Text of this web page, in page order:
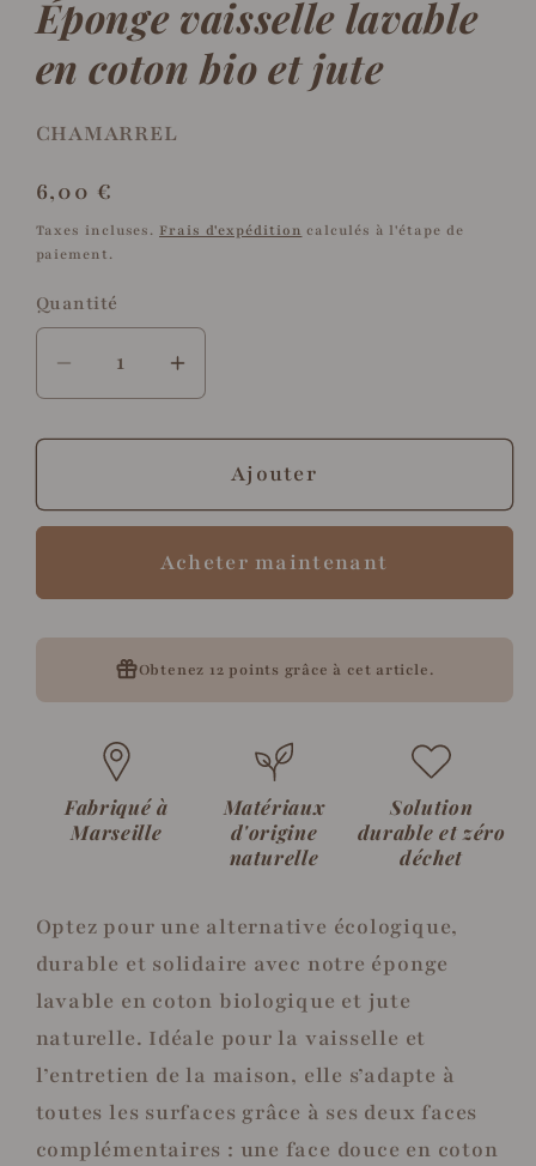
fenêtre
modale
Éponge vaisselle lavable
en coton bio et jute
CHAMARREL
Prix
habituel
6,00 €
Taxes incluses. Frais d'expédition calculés à l'étape de
paiement.
Quantité
Quantité
Réduire
la
quantité
Éponge
en
coton
et
Augmenter
la
quantité
Éponge
lavable
en
coton
bio
et
Ajouter
Acheter maintenant
Obtenez 12 points grâce à cet article.
Fabriqué à
Marseille
Matériaux
d'origine
naturelle
Solution
durable et zéro
déchet
Optez pour une alternative écologique,
durable et solidaire avec notre éponge
lavable en coton biologique et jute
naturelle. Idéale pour la vaisselle et
l’entretien de la maison, elle s’adapte à
toutes les surfaces grâce à ses deux faces
complémentaires : une face douce en coton